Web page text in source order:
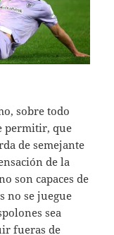
sobre todo
permitir, que
de semejante
de la
son capaces de
no se juegue
sea
fueras de